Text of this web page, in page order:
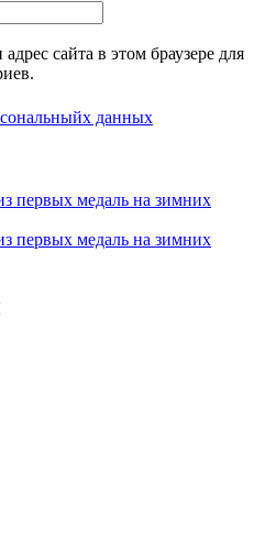
сайта в этом браузере для
данных